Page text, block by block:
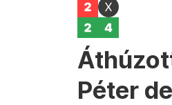
Péter